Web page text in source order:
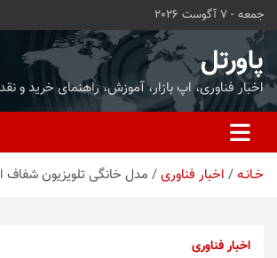
محتوا
بروید
جمعه - 7 آگوست 2026
پاورتل
اخبار فناوری، اپ بازار، آموزش، راهنمای خرید و
خـانـه اخبار فناوری مدل خانگی تلویزیون
اخبار فناوری